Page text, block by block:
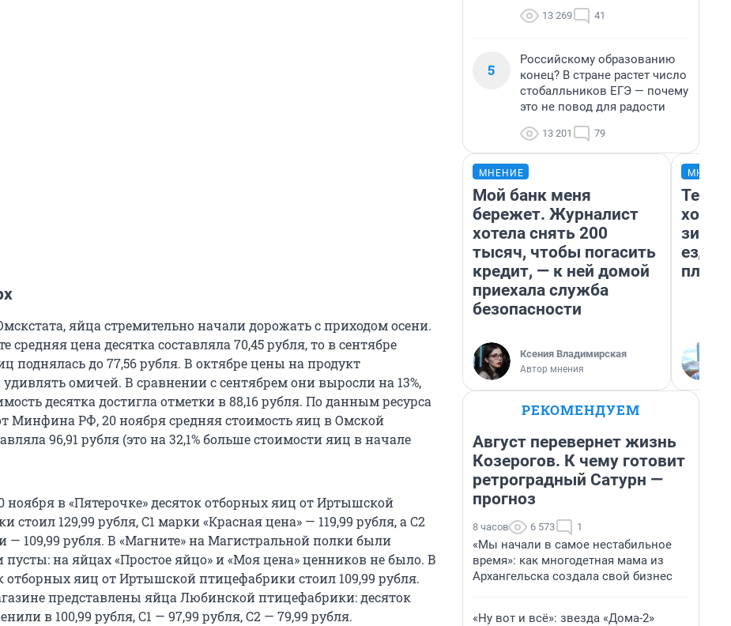
яйца стремительно начали дорожать с приходом осени.
средняя цена десятка составляла 70,45 рубля, то в сентябре
поднялась до 77,56 рубля. В октябре цены на продукт
омичей. В сравнении с сентябрем они выросли на 13%,
десятка достигла отметки в 88,16 рубля. По данным ресурса
Минфина РФ, 20 ноября средняя стоимость яиц в Омской
96,91 рубля (это на 32,1% больше стоимости яиц в начале
ноября в «Пятерочке» десяток отборных яиц от Иртышской
стоил 129,99 рубля, C1 марки «Красная цена» — 119,99 рубля, а С2
— 109,99 рубля. В «Магните» на Магистральной полки были
пусты: на яйцах «Простое яйцо» и «Моя цена» ценников не было. В
отборных яиц от Иртышской птицефабрики стоил 109,99 рубля.
представлены яйца Любинской птицефабрики: десяток
в 100,99 рубля, C1 — 97,99 рубля, C2 — 79,99 рубля.
13 269 41
5
Российскому образованию
конец? В стране растет число
стобалльников ЕГЭ — почему
это не повод для радости
13 201 79
МНЕНИЕ
Мой банк меня
бережет. Журналист
хотела снять 200
тысяч, чтобы погасить
кредит, — к ней домой
приехала служба
безопасности
Ксения Владимирская
Автор мнения
ездит
РЕКОМЕНДУЕМ
Август перевернет жизнь
Козерогов. К чему готовит
ретроградный Сатурн —
прогноз
8 часов 6 573 1
«Мы начали в самое нестабильное
время»: как многодетная мама из
Архангельска создала свой бизнес
«Ну вот и всё»: звезда «Дома-2»